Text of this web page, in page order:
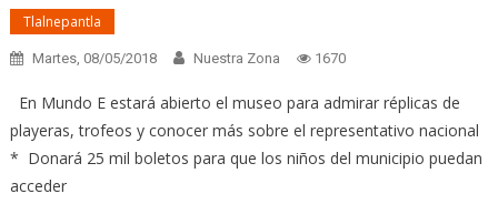
Tlalnepantla
Martes, 08/05/2018 Nuestra Zona 1670
En Mundo E estará abierto el museo para admirar réplicas de
playeras, trofeos y conocer más sobre el representativo nacional
* Donará 25 mil boletos para que los niños del municipio puedan
acceder